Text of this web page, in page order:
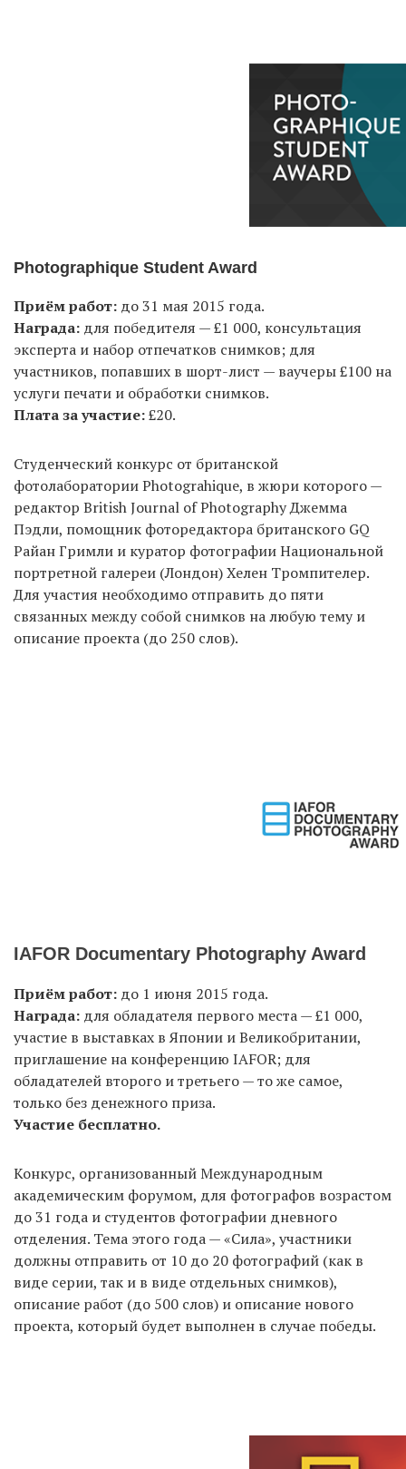
Photographique Student Award
Приём работ: до 31 мая 2015 года.
Награда: для победителя — £1 000, консультация
эксперта и набор отпечатков снимков; для
участников, попавших в шорт-лист — ваучеры £100 на
услуги печати и обработки снимков.
Плата за участие:£20.
Студенческий конкурс от британской
фотолаборатории Photograhique, в жюри которого —
редактор British Journal of Photography Джемма
Пэдли, помощник фоторедактора британского GQ
Райан Гримли и куратор фотографии Национальной
портретной галереи (Лондон) Хелен Тромпителер.
Для участия необходимо отправить до пяти
связанных между собой снимков на любую тему и
описание проекта (до 250 слов).
IAFOR Documentary Photography Award
Приём работ: до 1 июня 2015 года.
Награда: для обладателя первого места — £1 000,
участие в выставках в Японии и Великобритании,
приглашение на конференцию IAFOR; для
обладателей второго и третьего — то же самое,
только без денежного приза.
Участие бесплатно.
Конкурс, организованный Международным
академическим форумом, для фотографов возрастом
до 31 года и студентов фотографии дневного
отделения. Тема этого года — «Сила», участники
должны отправить от 10 до 20 фотографий (как в
виде серии, так и в виде отдельных снимков),
описание работ (до 500 слов) и описание нового
проекта, который будет выполнен в случае победы.